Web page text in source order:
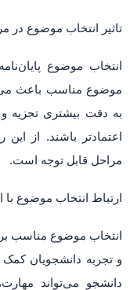
تاثیر انتخاب موضوع در
انتخاب موضوع
موضوع مناسب باعث
به دقت بیشتری تجزیه و
اعتمادتر باشند. از
مراحل قابل توجه است.
ارتباط انتخاب موضوع
انتخاب موضوع مناسب
و تجربه دانشجویان
دانشجو می‌تواند